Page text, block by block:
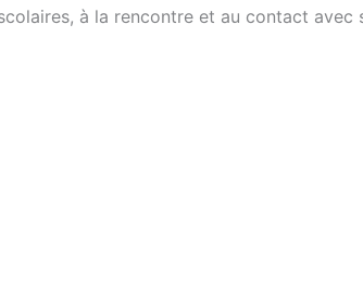
à la rencontre et au contact avec